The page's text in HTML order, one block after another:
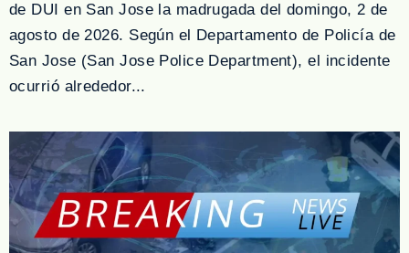
de DUI en San Jose la madrugada del domingo, 2 de
agosto de 2026. Según el Departamento de Policía de
San Jose (San Jose Police Department), el incidente
ocurrió alrededor...